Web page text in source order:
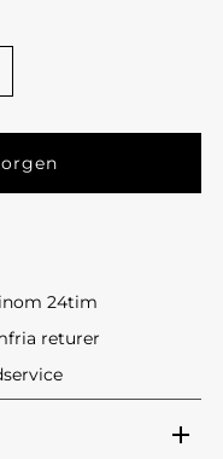
24tim
returer